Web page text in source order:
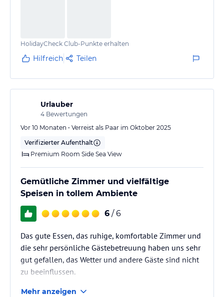
die meisten urlauber kommen aus osteuropa…
HolidayCheck Club-Punkte erhalten
Hilfreich Teilen
Urlauber
4 Bewertungen
Vor 10 Monaten • Verreist als Paar im Oktober 2025
Verifizierter Aufenthalt
Premium Room Side Sea View
Gemütliche Zimmer und vielfältige
Speisen in tollem Ambiente
6 / 6
Das gute Essen, das ruhige, komfortable Zimmer und
die sehr persönliche Gästebetreuung haben uns sehr
gut gefallen, das Wetter und andere Gäste sind nicht
zu beeinflussen.
Mehr anzeigen